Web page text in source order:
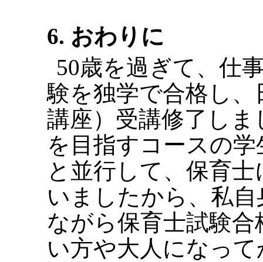
6. おわりに
50歳を過ぎて、仕
験を独学で合格し、
講座）受講修了し
を目指すコースの
と並行して、保育
いましたから、私
ながら保育士試験
い方や大人になっ